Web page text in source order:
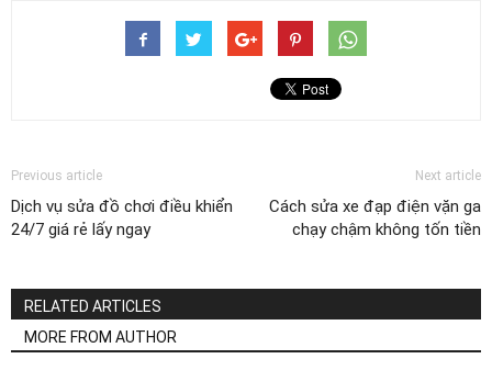
Previous article
Dịch vụ sửa đồ chơi điều khiển
24/7 giá rẻ lấy ngay
Next article
Cách sửa xe đạp điện vặn ga
chạy chậm không tốn tiền
RELATED ARTICLES
MORE FROM AUTHOR